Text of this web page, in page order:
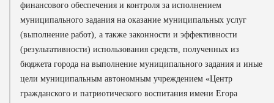
финансового обеспечения и контроля за исполнением
муниципального задания на оказание муниципальных услуг
(выполнение работ), а также законности и эффективности
(результативности) использования средств, полученных из
бюджета города на выполнение муниципального задания и иные
цели муниципальным автономным учреждением «Центр
гражданского и патриотического воспитания имени Егора